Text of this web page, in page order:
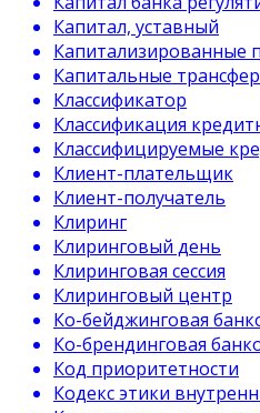
Капитал, уставный
Капитализированные
Капитальные
Классификатор
Классификация
Классифицируемые
Клиент-плательщик
Клиент-получатель
Клиринг
Клиринговый день
Клиринговая сессия
Клиринговый центр
Ко-бейджинговая
Ко-брендинговая
Код приоритетности
Кодекс этики